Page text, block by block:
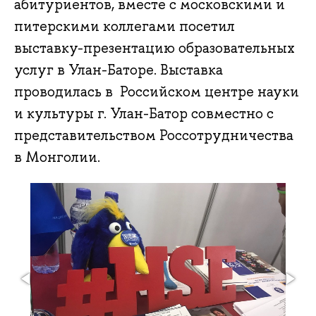
абитуриентов, вместе с московскими и
питерскими коллегами посетил
выставку-презентацию образовательных
услуг в Улан-Баторе. Выставка
проводилась в Российском центре науки
и культуры г. Улан-Батор совместно с
представительством Россотрудничества
в Монголии.